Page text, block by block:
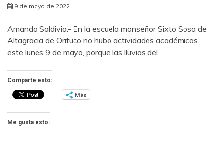
9 de mayo de 2022
Amanda Saldivia.- En la escuela monseñor Sixto Sosa de
Altagracia de Orituco no hubo actividades académicas
este lunes 9 de mayo, porque las lluvias del
Comparte esto:
Más
Me gusta esto: